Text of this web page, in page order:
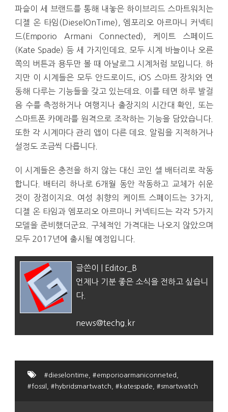
파슬이 세 브랜드를 통해 내놓은 하이브리드 스마트워치는
디젤 온 타임(DieselOnTime), 엠포리오 아르마니 커넥티
드(Emporio Armani Connected), 케이트 스페이드
(Kate Spade) 등 세 가지인데요. 모두 시계 바늘이나 오른
쪽의 버튼과 용두만 볼 때 아날로그 시계처럼 보입니다. 하
지만 이 시계들은 모두 안드로이드, iOS 스마트 장치와 연
동해 다루는 기능들을 갖고 있는데요. 이를 테면 하루 발걸
음 수를 측정하거나 여행지나 출장지의 시간대 확인, 또는
스마트폰 카메라를 원격으로 조작하는 기능을 담았습니다.
또한 각 시계마다 관리 앱이 다른 데요. 알림을 지적하거나
설정도 조금씩 다릅니다.
이 시계들은 충전을 하지 않는 대신 코인 셀 배터리로 작동
합니다. 배터리 하나로 6개월 동안 작동하고 교체가 쉬운
것이 장점이지요. 여성 취향의 케이트 스페이드는 3가지,
디젤 온 타임과 엠포리오 아르마니 커넥티드는 각각 5가지
모델을 준비했더군요. 구체적인 가격대는 나오지 않았으며
모두 2017년에 출시될 예정입니다.
글쓴이 | Editor_B
언제나 기분 좋은 소식을 전하고 싶습니
다.
news@techg.kr
#dieselontime #emporioarmaniconneted
#fossil
#hybridsmartwatch #katespade #smartwatch